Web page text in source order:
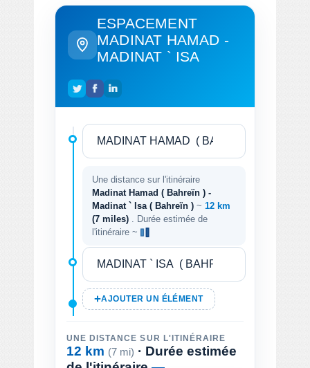
ESPACEMENT
MADINAT HAMAD -
MADINAT ` ISA
Une distance sur l'itinéraire
Madinat Hamad ( Bahreïn ) -
Madinat ` Isa ( Bahreïn ) ~ 12 km
(7 miles)
. Durée estimée de
l'itinéraire ~
AJOUTER UN ÉLÉMENT
UNE DISTANCE SUR L'ITINÉRAIRE
12 km (7 mi) · Durée estimée